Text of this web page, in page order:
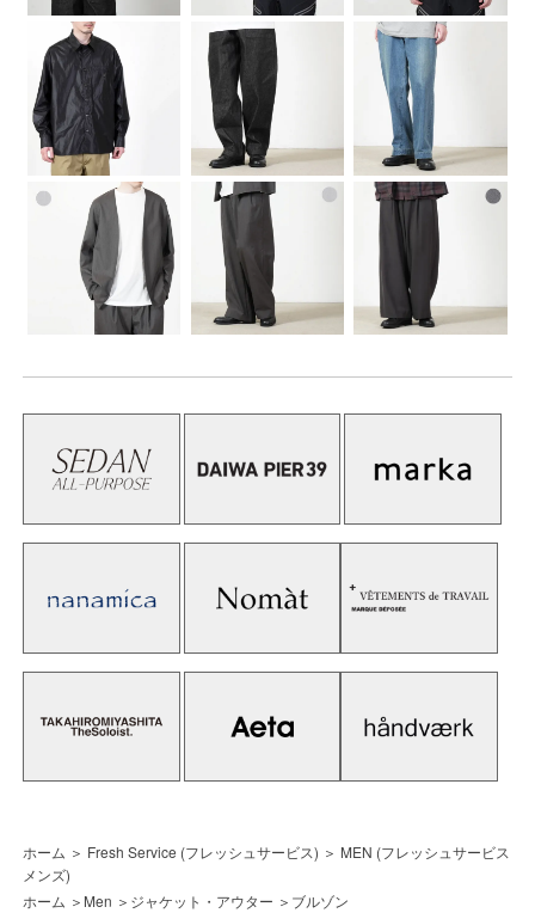
ホーム ＞ Fresh Service (フレッシュサービス) ＞ MEN (フレッシュサービス
メンズ)
ホーム ＞ Men ＞ ジャケット・アウター ＞ ブルゾン